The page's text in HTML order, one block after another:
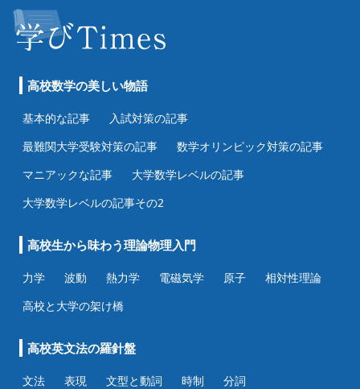
高校数学の美しい物語
基本的な記事
入試対策の記事
最難関大学受験対策の記事
数学オリンピック対策の記事
マニアックな記事
大学数学レベルの記事
大学数学レベルの記事その2
高校生から味わう理論物理入門
力学 波動 熱力学 電磁気学 原子
相対性理論
高校と大学の架け橋
高校英文法の羅針盤
文法 表現 文型と動詞 時制 分詞